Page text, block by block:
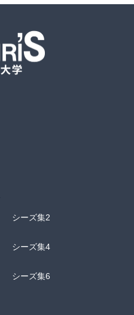
シーズ集2
シーズ集4
シーズ集6